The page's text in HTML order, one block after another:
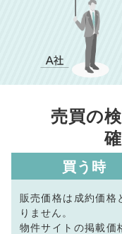
売買の
買う時
販売価格は成約価格
りません。
物件サイトの掲載価